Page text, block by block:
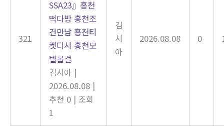
321
SSA23』홍천
떡다방 홍천조
건만남 홍천티
켓디시 홍천모
텔콜걸
김시아 |
2026.08.08 |
추천 0 | 조회
1
김
시
아
2026.08.08 0